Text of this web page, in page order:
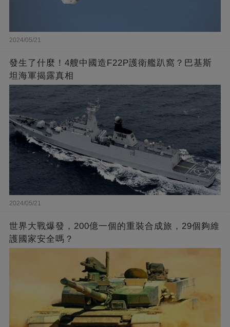
2024/05/21
發生了什麼！4艘中國造F22P護衛艦趴窩？巴基斯
坦海軍揭露真相
2024/05/21
世界大戰爆發，200億一個的重裝合成旅，29個夠維
護國家安全嗎？